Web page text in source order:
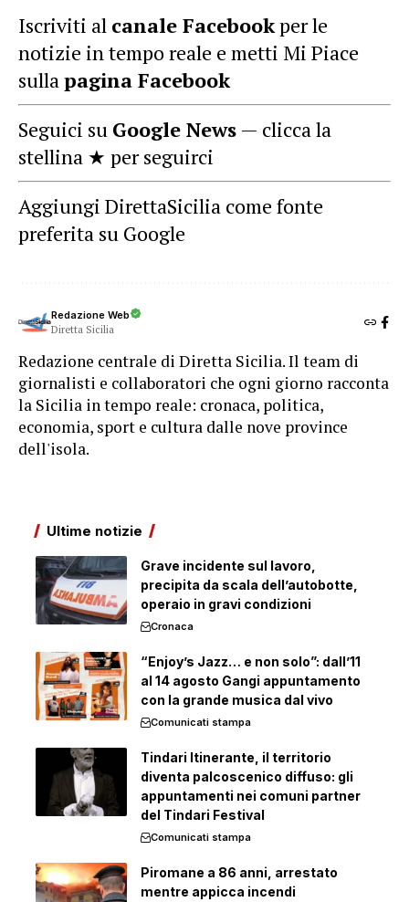
Iscriviti al canale Facebookper le
notizie in tempo reale e metti Mi Piace
sullapagina Facebook
Seguici su Google News — clicca la
stellina ★ per seguirci
Aggiungi DirettaSicilia come fonte
preferita su Google
Redazione Web
Diretta Sicilia
Redazione centrale di Diretta Sicilia. Il team di
giornalisti e collaboratori che ogni giorno racconta
la Sicilia in tempo reale: cronaca, politica,
economia, sport e cultura dalle nove province
dell'isola.
Ultime notizie
Grave incidente sul lavoro,
precipita da scala dell’autobotte,
operaio in gravi condizioni
Cronaca
“Enjoy’s Jazz… e non solo”: dall’11
al 14 agosto Gangi appuntamento
con la grande musica dal vivo
Comunicati stampa
Tindari Itinerante, il territorio
diventa palcoscenico diffuso: gli
appuntamenti nei comuni partner
del Tindari Festival
Comunicati stampa
Piromane a 86 anni, arrestato
mentre appicca incendi